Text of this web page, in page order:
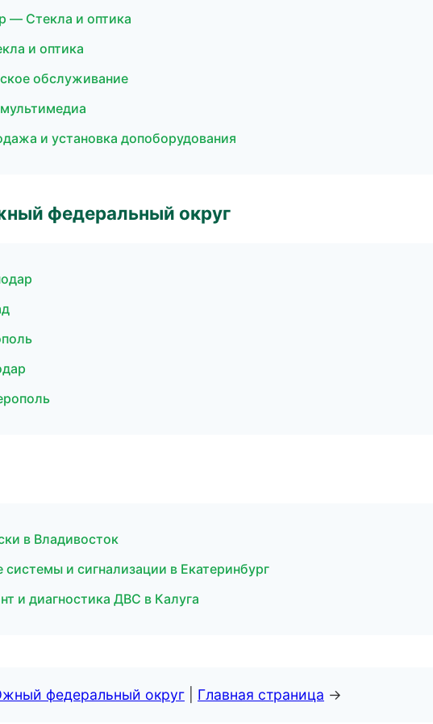
— Стекла и оптика
и оптика
обслуживание
и установка допоборудования
федеральный округ
в Владивосток
и сигнализации в Екатеринбург
и диагностика ДВС в Калуга
федеральный округ Главная страница →